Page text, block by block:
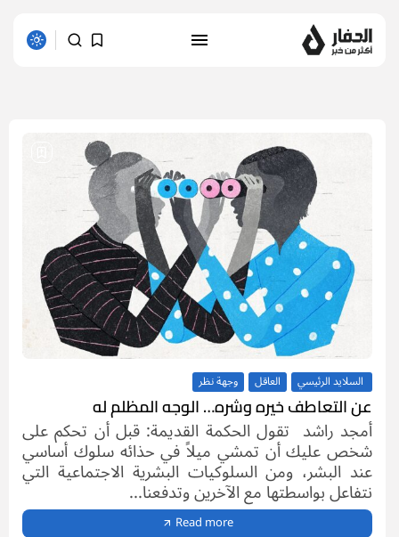
السلايد الرئيسي العاقل وجهة نظر
عن التعاطف خيره وشره… الوجه المظلم له
أمجد راشد تقول الحكمة القديمة: قبل أن تحكم على
شخص عليك أن تمشي ميلاً في حذائه سلوك أساسي
عند البشر، ومن السلوكيات البشرية الاجتماعية التي
نتفاعل بواسطتها مع الآخرين وتدفعنا...
Read more